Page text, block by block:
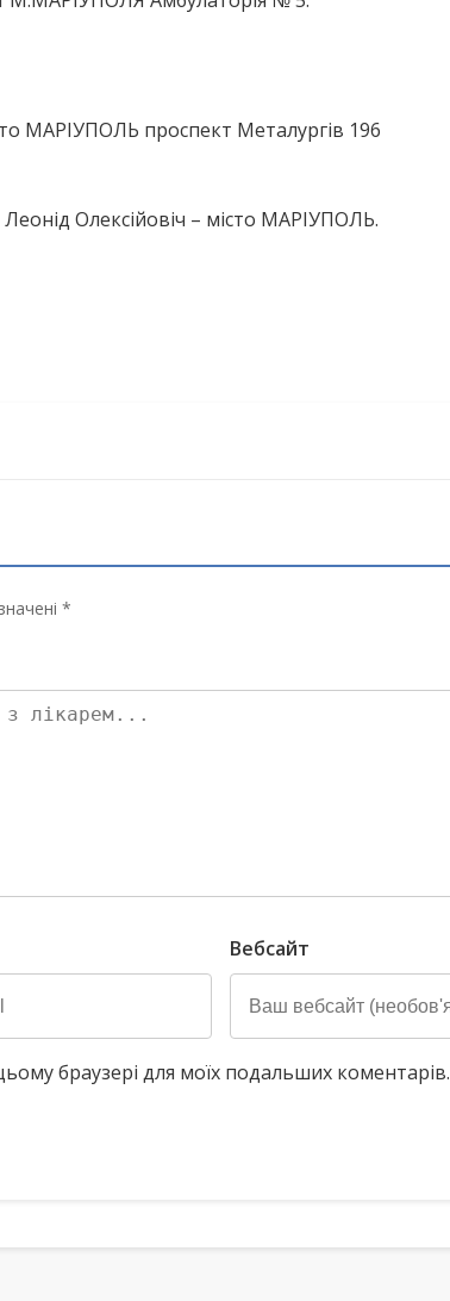
МАРІУПОЛЬ проспект Металургів 196
Олексійовіч – місто МАРІУПОЛЬ.
*
Вебсайт
браузері для моїх подальших коментарів.